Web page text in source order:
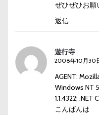
ぜひぜひお
返信
遊行寺
2008年10月30
AGENT:
Windows NT
1.1.4322; .NET C
こんばんは